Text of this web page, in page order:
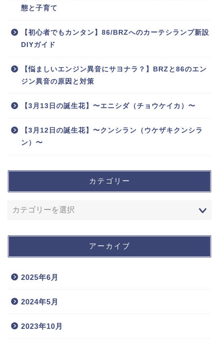
態と子育て
【初心者でもカンタン】86/BRZへのカーテシランプ新設
DIYガイド
【悩ましいエンジン異音にサヨナラ？】BRZと86のエン
ジン異音の原因と対策
【3月13日の誕生花】〜エニシダ（チョウケイカ）〜
【3月12日の誕生花】〜クンシラン（ウケザキクンシラ
ン）〜
カテゴリー
アーカイブ
2025年6月
2024年5月
2023年10月